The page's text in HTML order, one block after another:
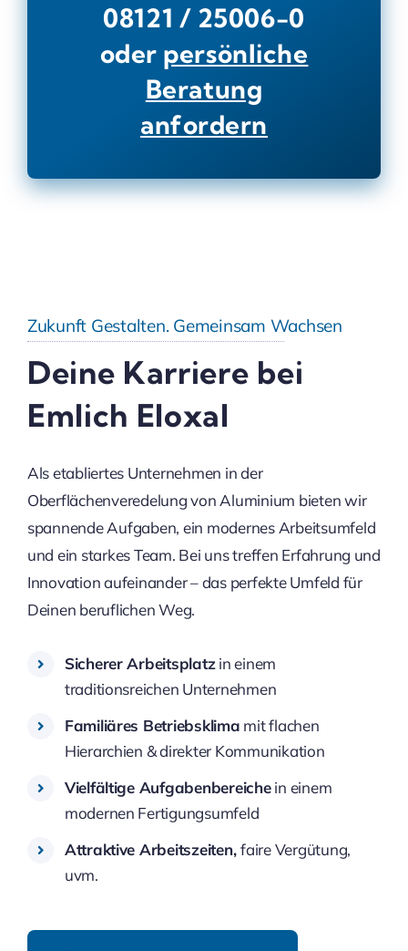
08121 / 25006-0
oder persönliche
Beratung
anfordern
Zukunft Gestalten. Gemeinsam Wachsen
Deine Karriere bei
Emlich Eloxal
Als etabliertes Unternehmen in der
Oberflächenveredelung von Aluminium bieten wir
spannende Aufgaben, ein modernes Arbeitsumfeld
und ein starkes Team. Bei uns treffen Erfahrung und
Innovation aufeinander – das perfekte Umfeld für
Deinen beruflichen Weg.
Sicherer Arbeitsplatzin einem
traditionsreichen Unternehmen
Familiäres Betriebsklima mit flachen
Hierarchien & direkter Kommunikation
Vielfältige Aufgabenbereichein einem
modernen Fertigungsumfeld
Attraktive Arbeitszeiten,faire Vergütung,
uvm.